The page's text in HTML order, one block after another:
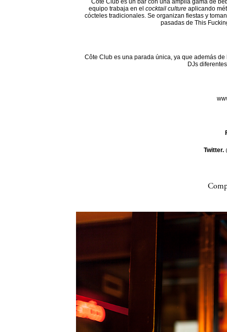
equipo trabaja en el cocktail culture aplicando
cócteles tradicionales. Se organizan fiestas y
pasadas de This
Côte Club es una parada única, ya que además
DJs
Twitter.